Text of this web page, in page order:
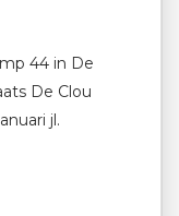
44 in De
De Clou
jl.